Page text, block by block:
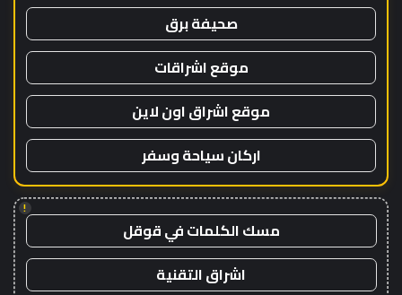
صحيفة برق
موقع اشراقات
موقع اشراق اون لاين
اركان سياحة وسفر
!
مسك الكلمات في قوقل
اشراق التقنية